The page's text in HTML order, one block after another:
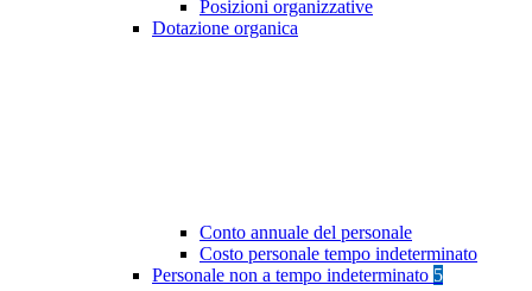
Posizioni organizzative
Dotazione organica
Conto annuale del personale
Costo personale tempo indeterminato
Personale non a tempo indeterminato 5